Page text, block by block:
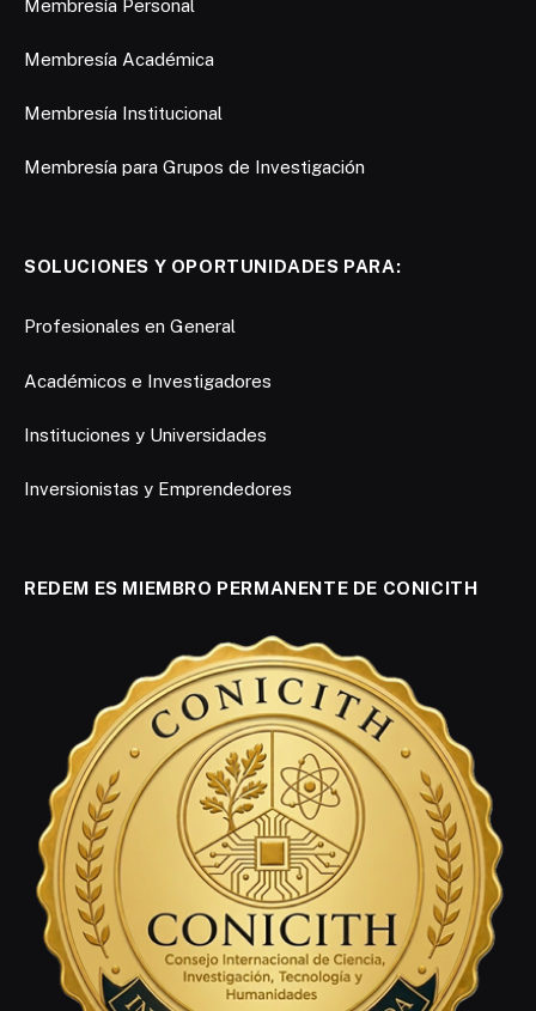
Membresía Personal
Membresía Académica
Membresía Institucional
Membresía para Grupos de Investigación
SOLUCIONES Y OPORTUNIDADES PARA:
Profesionales en General
Académicos e Investigadores
Instituciones y Universidades
Inversionistas y Emprendedores
REDEM ES MIEMBRO PERMANENTE DE CONICITH